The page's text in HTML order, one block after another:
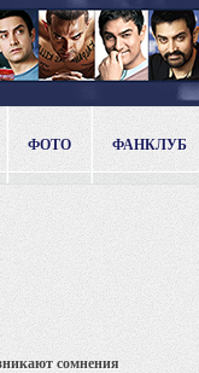
ФОТО ФАНКЛУБ
сомнения